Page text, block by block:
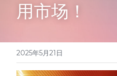
用市场！
2025年5月21日